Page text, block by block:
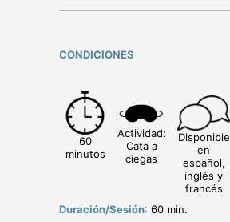
CONDICIONES
60
minutos
Actividad:
Cata a
ciegas
Disponible
en
español,
inglés y
francés
Duración/Sesión: 60 min.